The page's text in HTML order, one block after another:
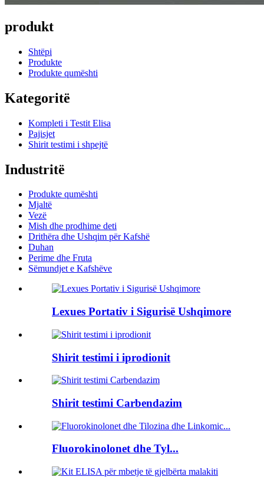
produkt
Shtëpi
Produkte
Produkte qumështi
Kategoritë
Kompleti i Testit Elisa
Pajisjet
Shirit testimi i shpejtë
Industritë
Produkte qumështi
Mjaltë
Vezë
Mish dhe prodhime deti
Drithëra dhe Ushqim për Kafshë
Duhan
Perime dhe Fruta
Sëmundjet e Kafshëve
Lexues Portativ i Sigurisë Ushqimore
Shirit testimi i iprodionit
Shirit testimi Carbendazim
Fluorokinolonet dhe Tyl...